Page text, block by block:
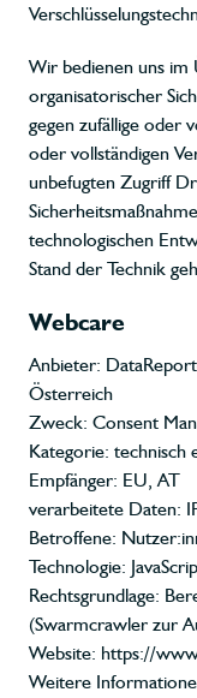
Wir bedienen uns im
organisatorischer
gegen zufällige oder
oder vollständigen
unbefugten Zugriff
technologischen
Stand der Technik
Webcare
Anbieter:
Österreich
Zweck: Consent
Kategorie: technisch
Empfänger: EU, AT
verarbeitete Daten:
Betroffene:
Technologie:
Rechtsgrundlage:
(Swarmcrawler zur
Website: https://
Weitere